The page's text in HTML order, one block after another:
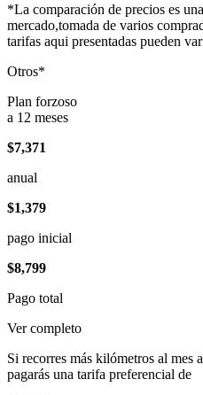
*La comparación de precios es
mercado,tomada de varios
tarifas aqui presentadas pueden
Otros*
Plan forzoso
a 12 meses
$7,371
anual
$1,379
pago inicial
$8,799
Pago total
Ver completo
Si recorres más kilómetros al mes
pagarás una tarifa preferencial de